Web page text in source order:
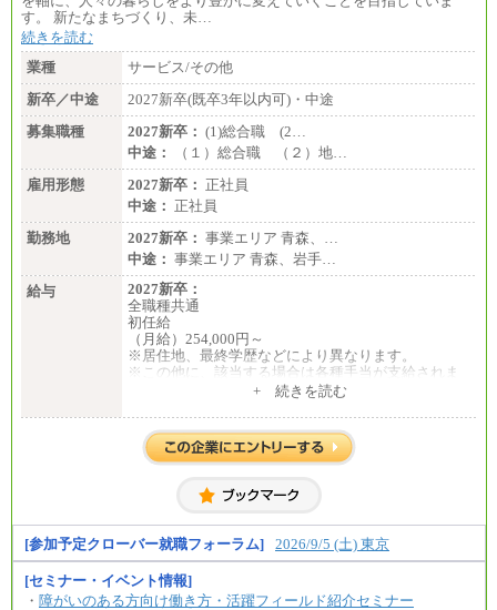
す。 新たなまちづくり、未…
続きを読む
業種
サービス/その他
新卒／中途
2027新卒(既卒3年以内可)・中途
募集職種
2027新卒： (1)総合職 (2…
中途：
（１）総合職 （２）地…
雇用形態
2027新卒： 正社員
中途： 正社員
勤務地
2027新卒： 事業エリア 青森、…
中途： 事業エリア 青森、岩手…
給与
2027新卒：
全職種共通
初任給
（月給）254,000円～
※居住地、最終学歴などにより異なります。
※この他に、該当する場合は各種手当が支給されま
中途：
全職種共通
※居住地、年齢により異なります。
※この他に、該当する場合は各種手当が支給されま
す。
※試用期間中も給与に変更はございません
+ 続きを読む
[参加予定クローバー就職フォーラム] 2026/9/5 (土) 東京
[セミナー・イベント情報]
・ 障がいのある方向け働き方・活躍フィールド紹介セミナー